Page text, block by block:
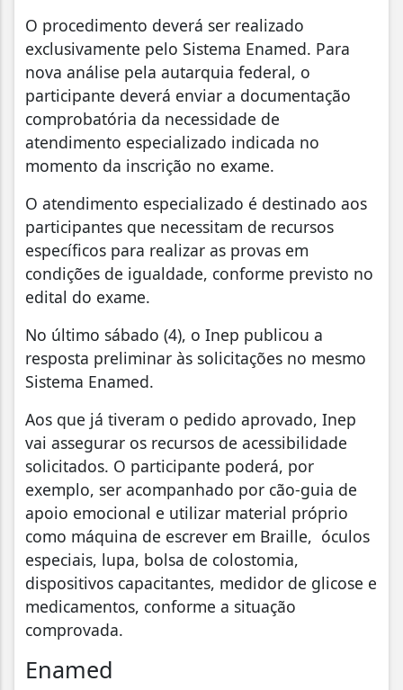
O procedimento deverá ser realizado
exclusivamente pelo Sistema Enamed. Para
nova análise pela autarquia federal, o
participante deverá enviar a documentação
comprobatória da necessidade de
atendimento especializado indicada no
momento da inscrição no exame.
O atendimento especializado é destinado aos
participantes que necessitam de recursos
específicos para realizar as provas em
condições de igualdade, conforme previsto no
edital do exame.
No último sábado (4), o Inep publicou a
resposta preliminar às solicitações no mesmo
Sistema Enamed.
Aos que já tiveram o pedido aprovado, Inep
vai assegurar os recursos de acessibilidade
solicitados. O participante poderá, por
exemplo, ser acompanhado por cão-guia de
apoio emocional e utilizar material próprio
como máquina de escrever em Braille, óculos
especiais, lupa, bolsa de colostomia,
dispositivos capacitantes, medidor de glicose e
medicamentos, conforme a situação
comprovada.
Enamed